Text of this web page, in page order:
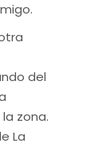
del
zona.
La